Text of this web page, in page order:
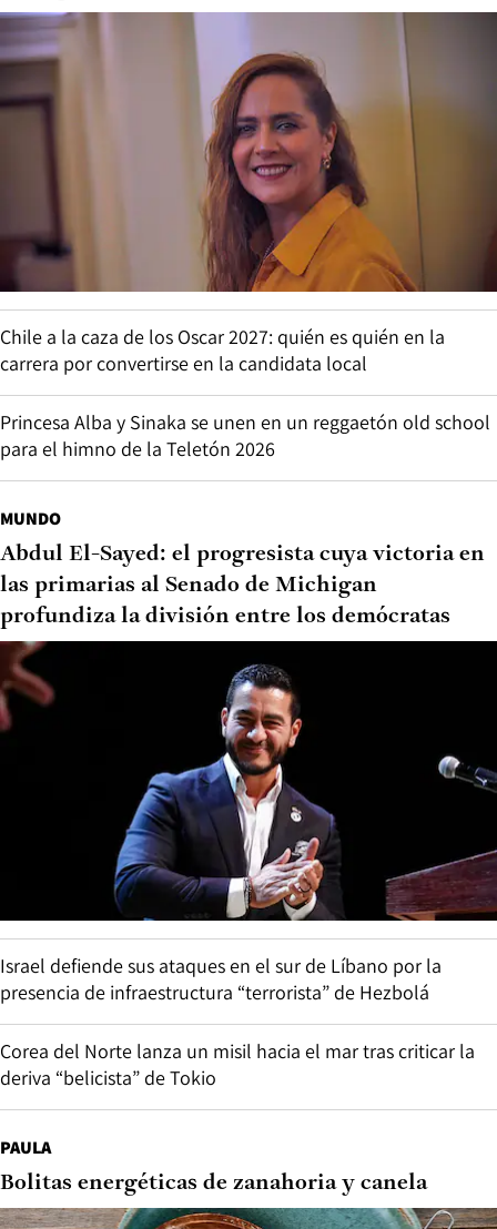
Chile a la caza de los Oscar 2027: quién es quién en la
carrera por convertirse en la candidata local
Princesa Alba y Sinaka se unen en un reggaetón old school
para el himno de la Teletón 2026
MUNDO
Abdul El-Sayed: el progresista cuya victoria en
las primarias al Senado de Michigan
profundiza la división entre los demócratas
Israel defiende sus ataques en el sur de Líbano por la
presencia de infraestructura “terrorista” de Hezbolá
Corea del Norte lanza un misil hacia el mar tras criticar la
deriva “belicista” de Tokio
PAULA
Bolitas energéticas de zanahoria y canela